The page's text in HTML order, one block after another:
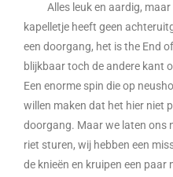
Alles leuk en aardig,
kapelletje heeft geen
een doorgang, het is the End
blijkbaar toch de andere kant
Een enorme spin die op
willen maken dat het hier niet
doorgang. Maar we laten ons
riet sturen, wij hebben een
de knieën en kruipen een